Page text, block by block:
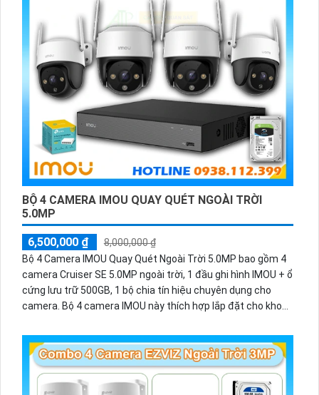
hơn so với các sản phẩm tương tự trên thị trường. Những
thông số ấn tượngNhiều bộ phận của hãng có thể nhận biết
bạn tiết kiệm một khoản tiền đáng kể trong quá trình mua
sắm và lắp đặt.
BỘ 4 CAMERA IMOU QUAY QUÉT NGOÀI TRỜI
5.0MP
6,500,000 ₫
8,000,000 ₫
Bộ 4 Camera IMOU Quay Quét Ngoài Trời 5.0MP bao gồm 4
camera Cruiser SE 5.0MP ngoài trời, 1 đầu ghi hình IMOU + ổ
cứng lưu trữ 500GB, 1 bộ chia tín hiệu chuyên dụng cho
camera. Bộ 4 camera IMOU này thích hợp lắp đặt cho kho
trời.